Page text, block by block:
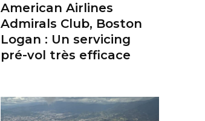
American Airlines
Admirals Club, Boston
Logan : Un servicing
pré-vol très efficace